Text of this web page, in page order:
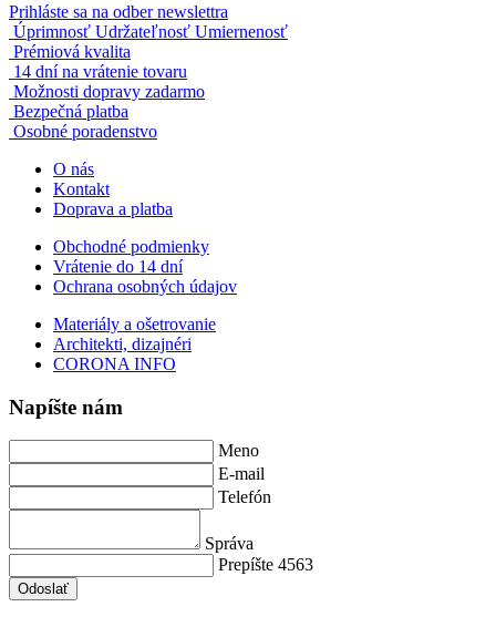
Prihláste sa na odber newslettra
Úprimnosť Udržateľnosť Umiernenosť
Prémiová kvalita
14 dní na vrátenie tovaru
Možnosti dopravy zadarmo
Bezpečná platba
Osobné poradenstvo
O nás
Kontakt
Doprava a platba
Obchodné podmienky
Vrátenie do 14 dní
Ochrana osobných údajov
Materiály a ošetrovanie
Architekti, dizajnéri
CORONA INFO
Napíšte nám
Meno
E-mail
Telefón
Správa
Prepíšte 4563
Odoslať